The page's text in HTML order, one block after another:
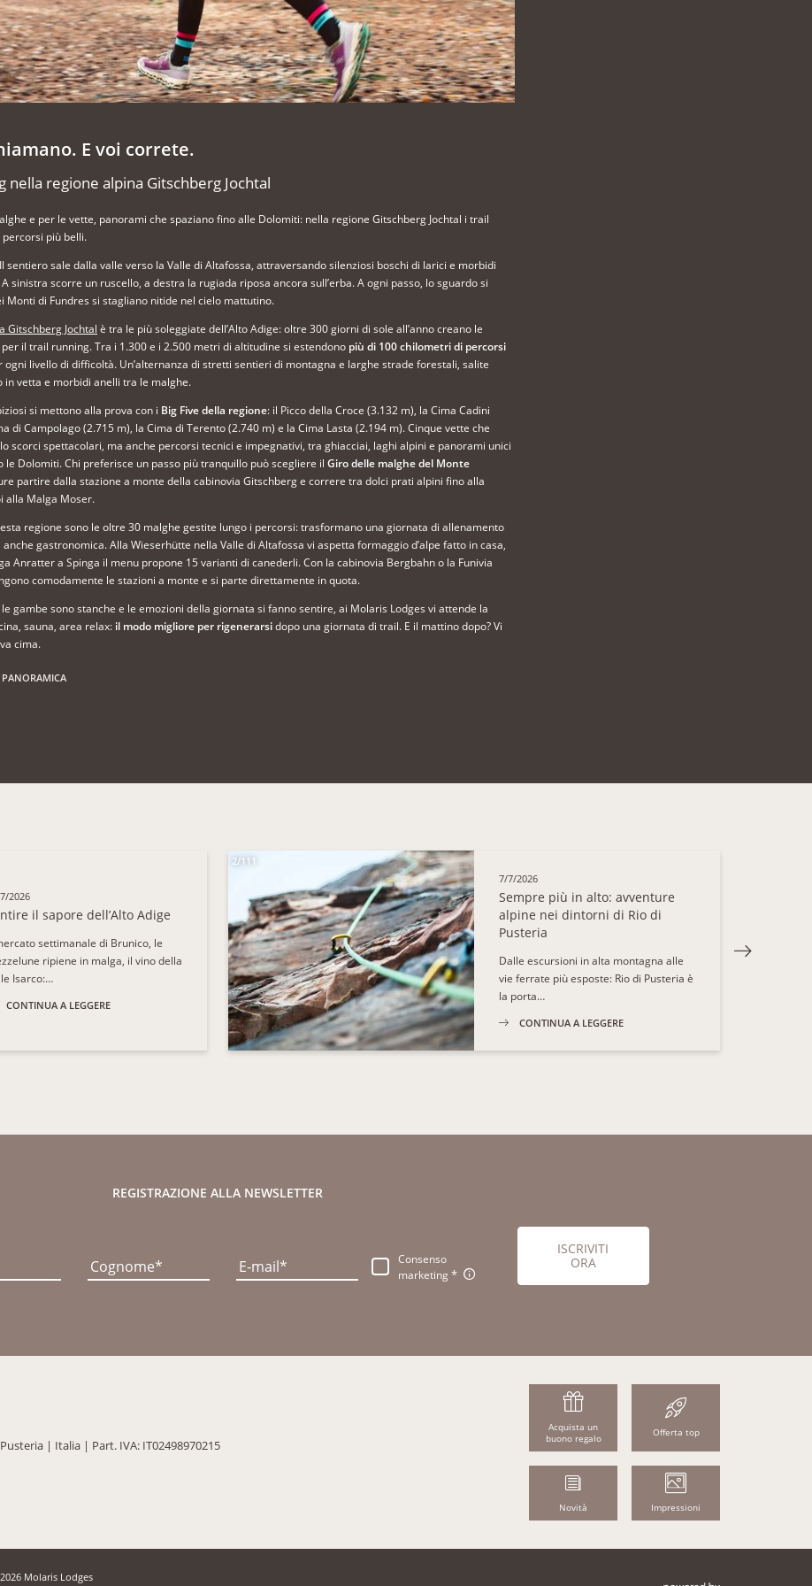
E voi correte.
nella regione alpina Gitschberg Jochtal
e per le vette, panorami che spaziano fino alle Dolomiti: nella regione Gitschberg Jochtal i trail
più belli.
sentiero sale dalla valle verso la Valle di Altafossa, attraversando silenziosi boschi di larici e morbidi
A sinistra scorre un ruscello, a destra la rugiada riposa ancora sull’erba. A ogni passo, lo sguardo si
Monti di Fundres si stagliano nitide nel cielo mattutino.
Gitschberg Jochtal è tra le più soleggiate dell’Alto Adige: oltre 300 giorni di sole all’anno creano le
il trail running. Tra i 1.300 e i 2.500 metri di altitudine si estendono più di 100 chilometri di percorsi
ogni livello di difficoltà. Un’alternanza di stretti sentieri di montagna e larghe strade forestali, salite
in vetta e morbidi anelli tra le malghe.
si mettono alla prova con i Big Five della regione: il Picco della Croce (3.132 m), la Cima Cadini
di Campolago (2.715 m), la Cima di Terento (2.740 m) e la Cima Lasta (2.194 m). Cinque vette che
scorci spettacolari, ma anche percorsi tecnici e impegnativi, tra ghiacciai, laghi alpini e panorami unici
le Dolomiti. Chi preferisce un passo più tranquillo può scegliere il Giro delle malghe del Monte
partire dalla stazione a monte della cabinovia Gitschberg e correre tra dolci prati alpini fino alla
alla Malga Moser.
regione sono le oltre 30 malghe gestite lungo i percorsi: trasformano una giornata di allenamento
anche gastronomica. Alla Wieserhütte nella Valle di Altafossa vi aspetta formaggio d’alpe fatto in casa,
Anratter a Spinga il menu propone 15 varianti di canederli. Con la cabinovia Bergbahn o la Funivia
comodamente le stazioni a monte e si parte direttamente in quota.
gambe sono stanche e le emozioni della giornata si fanno sentire, ai Molaris Lodges vi attende la
sauna, area relax: il modo migliore per rigenerarsidopo una giornata di trail. E il mattino dopo? Vi
cima.
2026
il sapore dell’Alto Adige
settimanale di Brunico, le
ripiene in malga, il vino della
Isarco:…
CONTINUA A LEGGERE
2/111
7/7/2026
Sempre più in alto: avventure
alpine nei dintorni di Rio di
Pusteria
Dalle escursioni in alta montagna alle
vie ferrate più esposte: Rio di Pusteria è
la porta…
CONTINUA A LEGGERE
REGISTRAZIONE ALLA NEWSLETTER
Cognome E-mail
Consenso
marketing
ISCRIVITI
ORA
| Italia | Part. IVA: IT02498970215
Acquista un
buono regalo
Offerta top
Novità Impressioni
Molaris Lodges